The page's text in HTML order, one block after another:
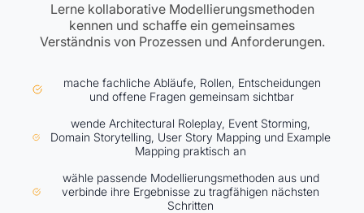
Lerne kollaborative Modellierungsmethoden
kennen und schaffe ein gemeinsames
Verständnis von Prozessen und Anforderungen.
mache fachliche Abläufe, Rollen, Entscheidungen
und offene Fragen gemeinsam sichtbar
wende Architectural Roleplay, Event Storming,
Domain Storytelling, User Story Mapping und Example
Mapping praktisch an
wähle passende Modellierungsmethoden aus und
verbinde ihre Ergebnisse zu tragfähigen nächsten
Schritten